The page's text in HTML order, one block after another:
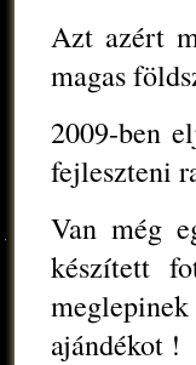
Azt azért
magas
2009-ben
fejleszteni
Van még
készített
ajándékot !